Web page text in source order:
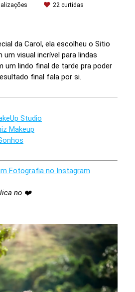
22 curtidas
da Carol, ela escolheu o Sitio
um visual incrível para lindas
lindo final de tarde pra poder
final fala por si.
Studio
Makeup
Fotografia no Instagram
no ❤️